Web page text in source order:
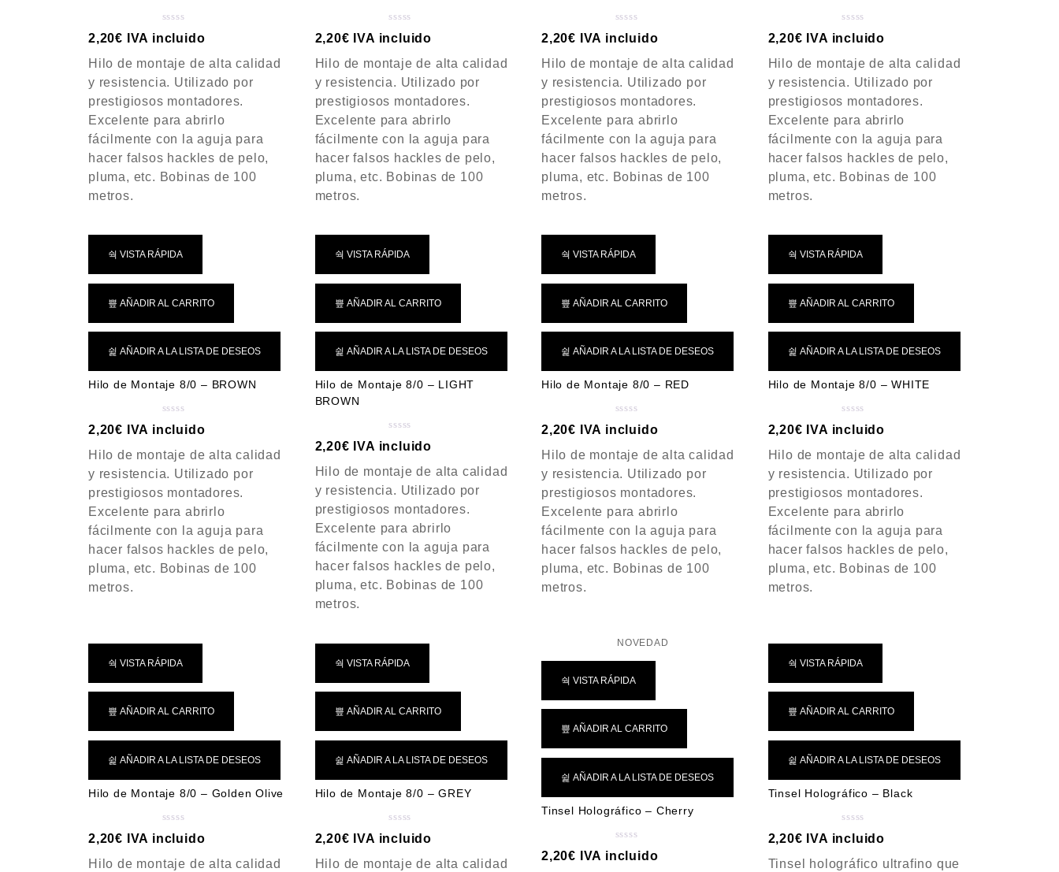
V
l
o
a
d
o
c
n
2,20€
IVA incluido
Hilo de montaje de alta calidad
y resistencia. Utilizado por
prestigiosos montadores.
Excelente para abrirlo
fácilmente con la aguja para
hacer falsos hackles de pelo,
pluma, etc. Bobinas de 100
metros.
V
l
o
a
d
o
n
2,20€ IVA incluido
Hilo de montaje de alta calidad
y resistencia. Utilizado por
prestigiosos montadores.
Excelente para abrirlo
fácilmente con la aguja para
hacer falsos hackles de pelo,
pluma, etc. Bobinas de 100
metros.
V
l
o
a
d
o
c
n
2,20€
IVA incluido
Hilo de montaje de alta calidad
y resistencia. Utilizado por
prestigiosos montadores.
Excelente para abrirlo
fácilmente con la aguja para
hacer falsos hackles de pelo,
pluma, etc. Bobinas de 100
metros.
V
l
o
a
d
o
n
2,20€ IVA incluido
Hilo de montaje de alta calidad
y resistencia. Utilizado por
prestigiosos montadores.
Excelente para abrirlo
fácilmente con la aguja para
hacer falsos hackles de pelo,
pluma, etc. Bobinas de 100
metros.
VISTA RÁPIDA
AÑADIR AL CARRITO
AÑADIR A LA LISTA DE DESEOS
Hilo de Montaje 8/0 – BROWN
V
l
o
a
d
o
c
n
2,20€
IVA incluido
Hilo de montaje de alta calidad
y resistencia. Utilizado por
prestigiosos montadores.
Excelente para abrirlo
fácilmente con la aguja para
hacer falsos hackles de pelo,
pluma, etc. Bobinas de 100
metros.
VISTA RÁPIDA
AÑADIR AL CARRITO
AÑADIR A LA LISTA DE DESEOS
Hilo de Montaje 8/0 – LIGHT
BROWN
V
l
o
d
o
n
2,20€ IVA incluido
Hilo de montaje de alta calidad
y resistencia. Utilizado por
prestigiosos montadores.
Excelente para abrirlo
fácilmente con la aguja para
hacer falsos hackles de pelo,
pluma, etc. Bobinas de 100
metros.
VISTA RÁPIDA
AÑADIR AL CARRITO
AÑADIR A LA LISTA DE DESEOS
Hilo de Montaje 8/0 – RED
V
l
o
a
d
o
c
n
2,20€
IVA incluido
Hilo de montaje de alta calidad
y resistencia. Utilizado por
prestigiosos montadores.
Excelente para abrirlo
fácilmente con la aguja para
hacer falsos hackles de pelo,
pluma, etc. Bobinas de 100
metros.
VISTA RÁPIDA
AÑADIR AL CARRITO
AÑADIR A LA LISTA DE DESEOS
Hilo de Montaje 8/0 – WHITE
V
l
o
d
o
n
2,20€ IVA incluido
Hilo de montaje de alta calidad
y resistencia. Utilizado por
prestigiosos montadores.
Excelente para abrirlo
fácilmente con la aguja para
hacer falsos hackles de pelo,
pluma, etc. Bobinas de 100
metros.
VISTA RÁPIDA
AÑADIR AL CARRITO
AÑADIR A LA LISTA DE DESEOS
Hilo de Montaje 8/0 – Golden Olive
V
l
2,20€
IVA incluido
Hilo de montaje de alta calidad
VISTA RÁPIDA
AÑADIR AL CARRITO
AÑADIR A LA LISTA DE DESEOS
Hilo de Montaje 8/0 – GREY
V
l
2,20€ IVA incluido
Hilo de montaje de alta calidad
NOVEDAD
VISTA RÁPIDA
AÑADIR AL CARRITO
AÑADIR A LA LISTA DE DESEOS
Tinsel Holográfico – Cherry
V
2,20€
IVA incluido
VISTA RÁPIDA
AÑADIR AL CARRITO
AÑADIR A LA LISTA DE DESEOS
Tinsel Holográfico – Black
V
l
2,20€ IVA incluido
Tinsel holográfico ultrafino que